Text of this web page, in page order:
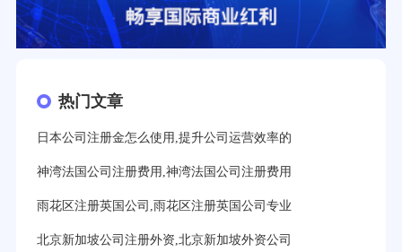
热门文章
日本公司注册金怎么使用,提升公司运营效率的
神湾法国公司注册费用,神湾法国公司注册费用
雨花区注册英国公司,雨花区注册英国公司专业
北京新加坡公司注册外资,北京新加坡外资公司